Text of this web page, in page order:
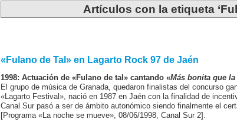
Artículos con la etiqueta
«Fulano de Tal» en Lagarto Rock 97 de Jaén
1998: Actuación de «Fulano de tal» cantando «Más bonita que la
El grupo de música de Granada, quedaron finalistas del concurso
«Lagarto Festival», nació en 1987 en Jaén con la finalidad de
Canal Sur pasó a ser de ámbito autonómico siendo finalmente el
[Programa «La noche se mueve», 08/06/1998, Canal Sur 2].